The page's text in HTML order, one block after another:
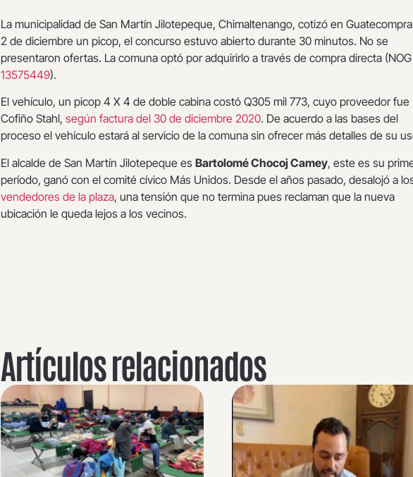
La municipalidad de San Martín Jilotepeque, Chimaltenango, cotizó en
2 de diciembre un picop, el concurso estuvo abierto durante 30 minutos. No se
presentaron ofertas. La comuna optó por adquirirlo a través de compra directa (NOG
13575449).
El vehículo, un picop 4 X 4 de doble cabina costó Q305 mil 773, cuyo proveedor fue
Cofiño Stahl, según factura del 30 de diciembre 2020. De acuerdo a las bases del
proceso el vehículo estará al servicio de la comuna sin ofrecer más detalles de su
El alcalde de San Martín Jilotepeque es Bartolomé Chocoj Camey, este es su
período, ganó con el comité cívico Más Unidos. Desde el años pasado, desalojó a
vendedores de la plaza, una tensión que no termina pues reclaman que la nueva
ubicación le queda lejos a los vecinos.
Artículos relacionados